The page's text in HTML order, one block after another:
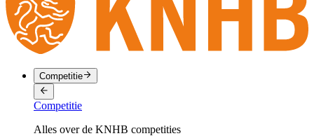
Competitie
Competitie
Alles over de KNHB competities